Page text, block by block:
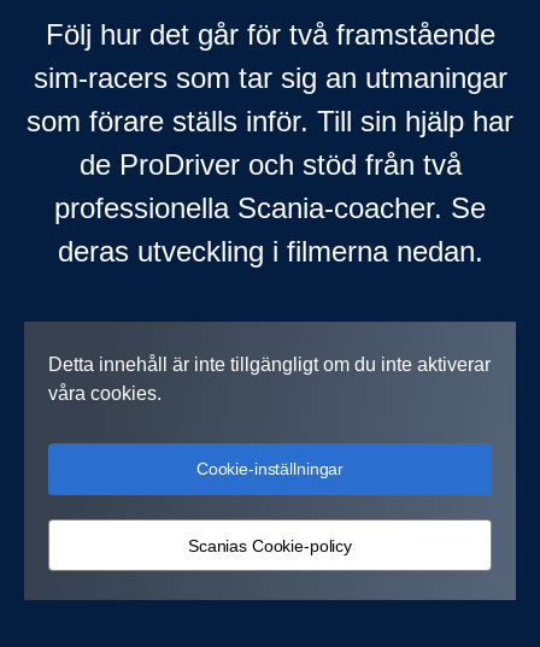
Följ hur det går för två framstående
sim-racers som tar sig an utmaningar
som förare ställs inför. Till sin hjälp har
de ProDriver och stöd från två
professionella Scania-coacher. Se
deras utveckling i filmerna nedan.
Detta innehåll är inte tillgängligt om du inte aktiverar
våra cookies.
Cookie-inställningar
Scanias Cookie-policy